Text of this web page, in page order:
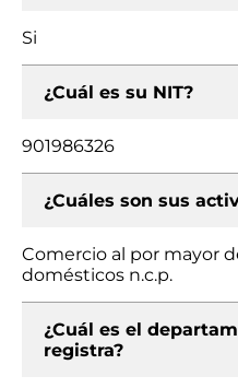
Si
¿Cuál es su NIT?
901986326
¿Cuáles son sus
Comercio al por mayor
domésticos n.c.p.
¿Cuál es el
registra?